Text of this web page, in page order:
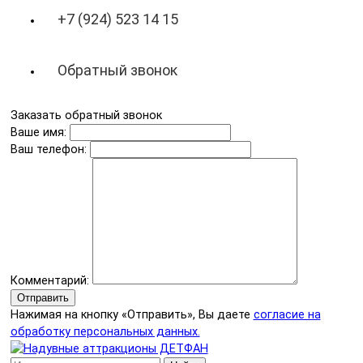
+7 (924) 523 14 15
Обратный звонок
Заказать обратный звонок
Ваше имя:
Ваш телефон:
Комментарий:
Отправить
Нажимая на кнопку «Отправить», Вы даете согласие на
обработку персональных данных.